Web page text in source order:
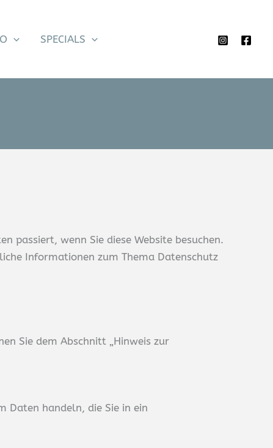
SPECIALS
passiert, wenn Sie diese Website besuchen.
Informationen zum Thema Datenschutz
Sie dem Abschnitt „Hinweis zur
Daten handeln, die Sie in ein